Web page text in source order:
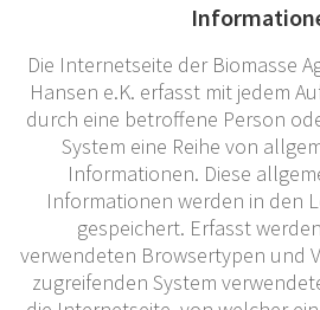
Die Internetseite der Biomasse
Hansen e.K. erfasst mit jedem
durch eine betroffene Person
System eine Reihe von
Informationen. Diese
Informationen werden in den
gespeichert. Erfasst
verwendeten Browsertypen und
zugreifenden System